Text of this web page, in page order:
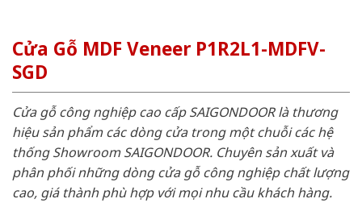
Cửa Gỗ MDF Veneer P1R2L1-MDFV-
SGD
Cửa gỗ công nghiệp cao cấp SAIGONDOOR là thương
hiệu sản phẩm các dòng cửa trong một chuỗi các hệ
thống Showroom SAIGONDOOR. Chuyên sản xuất và
phân phối những dòng cửa gỗ công nghiệp chất lượng
cao, giá thành phù hợp với mọi nhu cầu khách hàng.